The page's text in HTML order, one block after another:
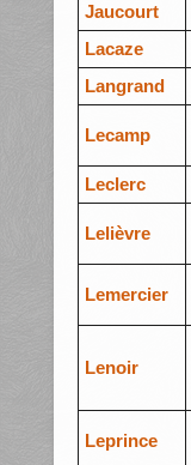
Jaucourt
Lacaze
Langrand
Lecamp
Leclerc
Lelièvre
Lemercier
Lenoir
Leprince